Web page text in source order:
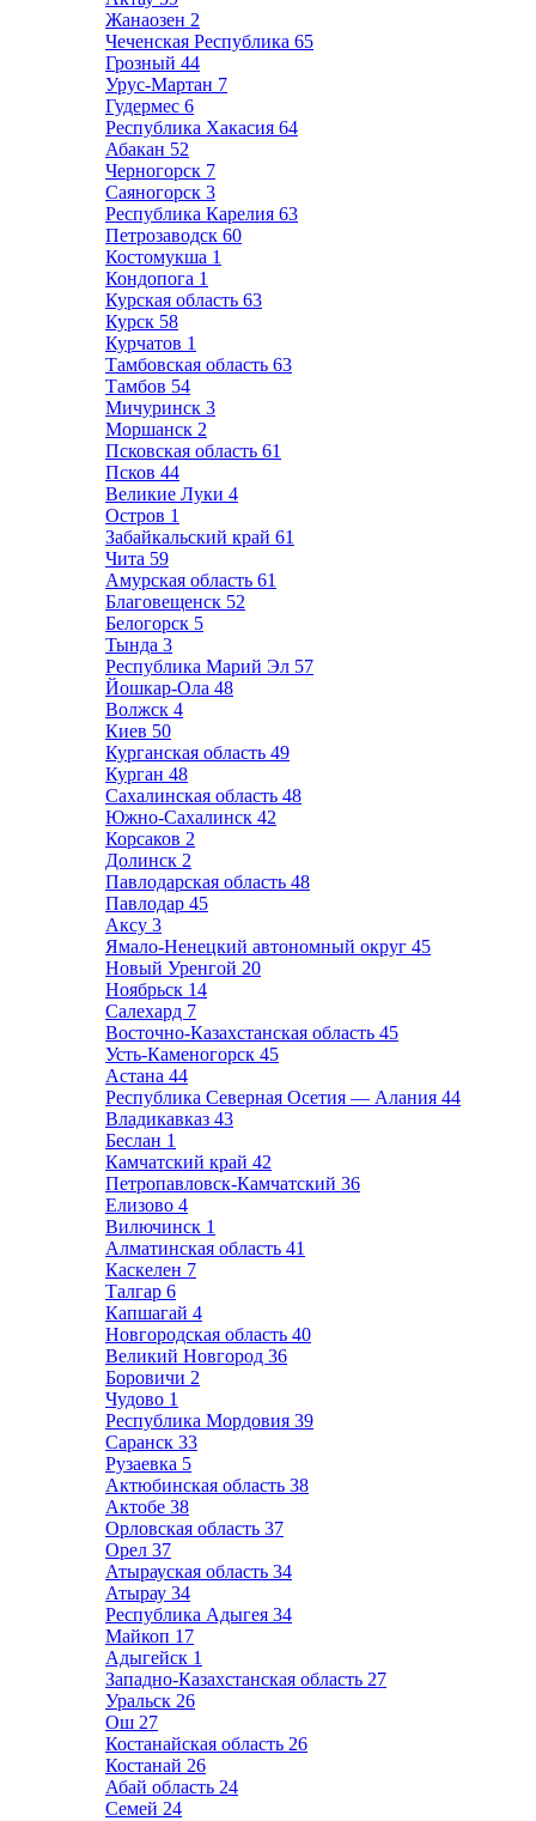
Жанаозен 2
Чеченская Республика 65
Грозный 44
Урус-Мартан 7
Гудермес 6
Республика Хакасия 64
Абакан 52
Черногорск 7
Саяногорск 3
Республика Карелия 63
Петрозаводск 60
Костомукша 1
Кондопога 1
Курская область 63
Курск 58
Курчатов 1
Тамбовская область 63
Тамбов 54
Мичуринск 3
Моршанск 2
Псковская область 61
Псков 44
Великие Луки 4
Остров 1
Забайкальский край 61
Чита 59
Амурская область 61
Благовещенск 52
Белогорск 5
Тында 3
Республика Марий Эл 57
Йошкар-Ола 48
Волжск 4
Киев 50
Курганская область 49
Курган 48
Сахалинская область 48
Южно-Сахалинск 42
Корсаков 2
Долинск 2
Павлодарская область 48
Павлодар 45
Аксу 3
Ямало-Ненецкий автономный округ 45
Новый Уренгой 20
Ноябрьск 14
Салехард 7
Восточно-Казахстанская область 45
Усть-Каменогорск 45
Астана 44
Республика Северная Осетия — Алания 44
Владикавказ 43
Беслан 1
Камчатский край 42
Петропавловск-Камчатский 36
Елизово 4
Вилючинск 1
Алматинская область 41
Каскелен 7
Талгар 6
Капшагай 4
Новгородская область 40
Великий Новгород 36
Боровичи 2
Чудово 1
Республика Мордовия 39
Саранск 33
Рузаевка 5
Актюбинская область 38
Актобе 38
Орловская область 37
Орел 37
Атырауская область 34
Атырау 34
Республика Адыгея 34
Майкоп 17
Адыгейск 1
Западно-Казахстанская область 27
Уральск 26
Ош 27
Костанайская область 26
Костанай 26
Абай область 24
Семей 24